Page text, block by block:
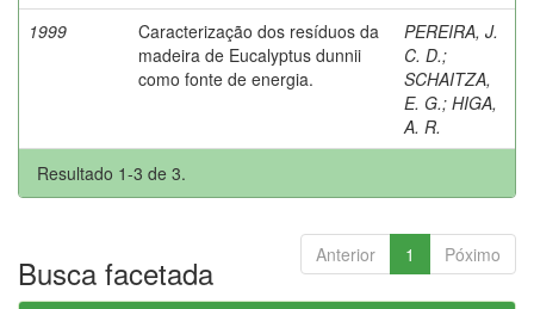
1999
Caracterização dos resíduos da
madeira de Eucalyptus dunnii
como fonte de energia.
PEREIRA, J.
C. D.;
SCHAITZA,
E. G.; HIGA,
A. R.
Resultado 1-3 de 3.
Anterior 1 Póximo
Busca facetada